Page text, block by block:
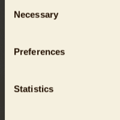
Selection
Necessary
Preferences
Statistics
Flusspferd